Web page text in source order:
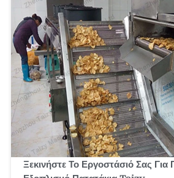
Ξεκινήστε Το Εργοστάσιό Σας Για